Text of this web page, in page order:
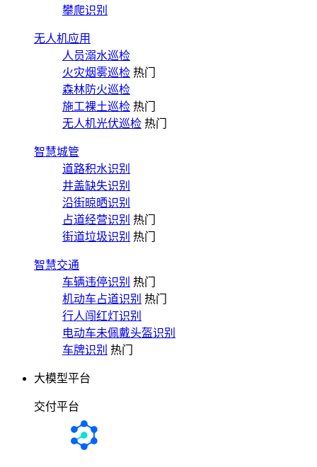
攀爬识别
无人机应用
人员溺水巡检
火灾烟雾巡检 热门
森林防火巡检
施工裸土巡检 热门
无人机光伏巡检 热门
智慧城管
道路积水识别
井盖缺失识别
沿街晾晒识别
占道经营识别 热门
街道垃圾识别 热门
智慧交通
车辆违停识别 热门
机动车占道识别 热门
行人闯红灯识别
电动车未佩戴头盔识别
车牌识别 热门
大模型平台
交付平台